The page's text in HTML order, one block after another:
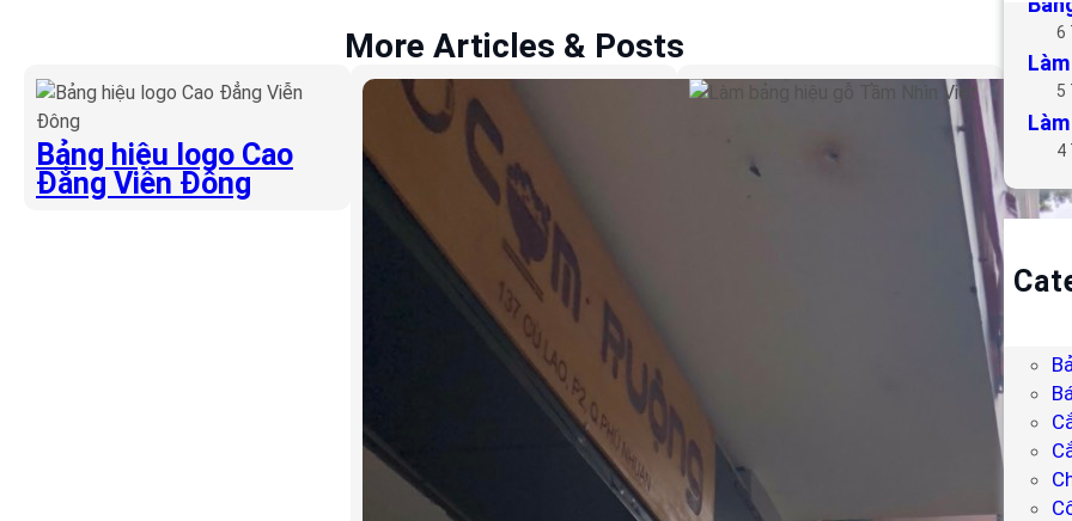
More Articles & Posts
Bảng hiệu logo Cao
Đẳng Viễn Đông
Làm bảng hiệu gỗ Tầm
6
5
4